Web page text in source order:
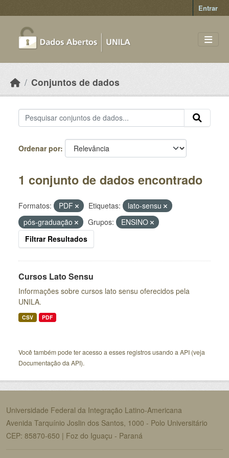
Entrar
Conjuntos de dados
Ordenar por
1 conjunto de dados encontrado
Formatos: PDF Etiquetas:
lato-sensu
pós-graduação
Grupos:
ENSINO
Filtrar Resultados
Cursos Lato Sensu
Informações sobre cursos lato sensu oferecidos pela
UNILA.
CSV PDF
Você também pode ter acesso a esses registros usando a API (veja
Documentação da API).
Universidade Federal da Integração Latino-Americana
Avenida Tarquínio Joslin dos Santos, 1000 - Polo Universitário
CEP: 85870-650 | Foz do Iguaçu - Paraná